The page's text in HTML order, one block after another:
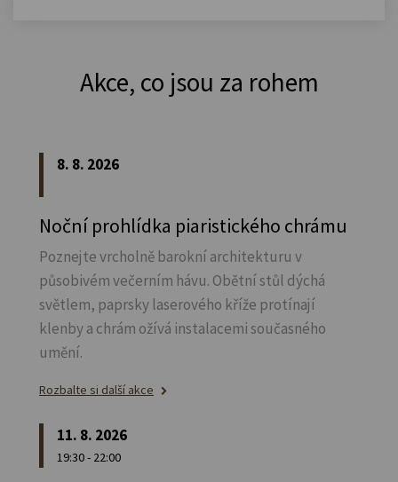
Akce, co jsou za rohem
8. 8. 2026
Noční prohlídka piaristického chrámu
Poznejte vrcholně barokní architekturu v
působivém večerním hávu. Obětní stůl dýchá
světlem, paprsky laserového kříže protínají
klenby a chrám ožívá instalacemi současného
umění.
Rozbalte si další akce
11. 8. 2026
19:30 - 22:00